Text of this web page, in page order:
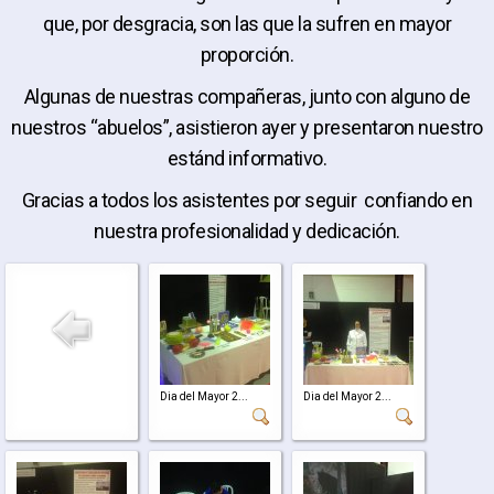
que, por desgracia, son las que la sufren en mayor
proporción.
Algunas de nuestras compañeras, junto con alguno de
nuestros “abuelos”, asistieron ayer y presentaron nuestro
estánd informativo.
Gracias a todos los asistentes por seguir confiando en
nuestra profesionalidad y dedicación.
Dia del Mayor 2... Dia del Mayor 2...